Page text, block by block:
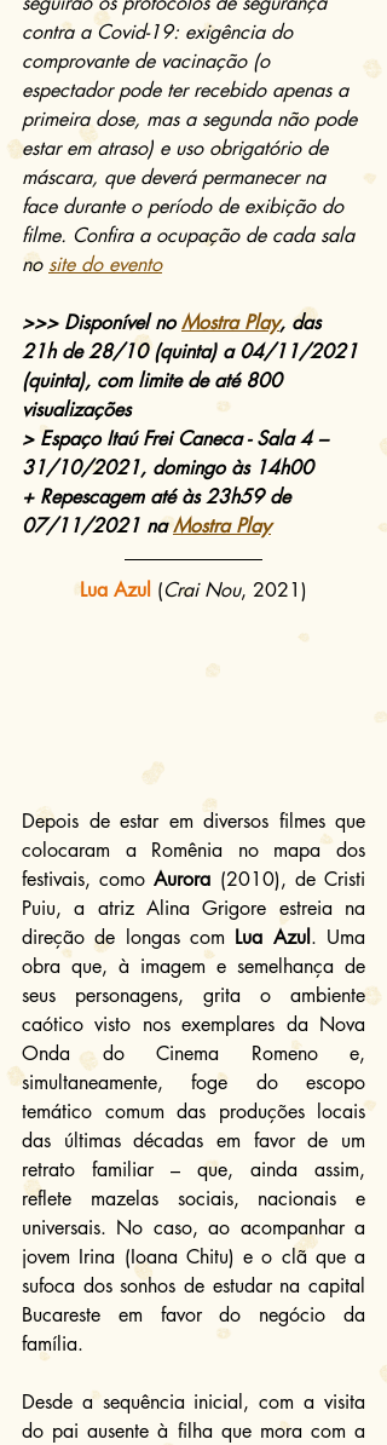
contra a Covid-19: exigência do
comprovante de vacinação (o
espectador pode ter recebido apenas a
primeira dose, mas a segunda não pode
estar em atraso) e uso obrigatório de
máscara, que deverá permanecer na
face durante o período de exibição do
filme. Confira a ocupação de cada sala
no site do evento
>>> Disponível no Mostra Play, das
21h de 28/10 (quinta) a 04/11/2021
(quinta), com limite de até 800
visualizações
> Espaço Itaú Frei Caneca - Sala 4 –
31/10/2021, domingo às 14h00
+ Repescagem até às 23h59 de
07/11/2021 na Mostra Play
Lua Azul (Crai Nou, 2021)
Depois de estar em diversos filmes que
colocaram a Romênia no mapa dos
festivais, como Aurora (2010), de Cristi
Puiu, a atriz Alina Grigore estreia na
direção de longas com Lua Azul. Uma
obra que, à imagem e semelhança de
seus personagens, grita o ambiente
caótico visto nos exemplares da Nova
Onda do Cinema Romeno e,
simultaneamente, foge do escopo
temático comum das produções locais
das últimas décadas em favor de um
retrato familiar – que, ainda assim,
reflete mazelas sociais, nacionais e
universais. No caso, ao acompanhar a
jovem Irina (Ioana Chitu) e o clã que a
sufoca dos sonhos de estudar na capital
Bucareste em favor do negócio da
família.
Desde a sequência inicial, com a visita
do pai ausente à filha que mora com a